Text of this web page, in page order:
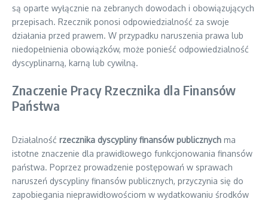
są oparte wyłącznie na zebranych dowodach i obowiązujących
przepisach. Rzecznik ponosi odpowiedzialność za swoje
działania przed prawem. W przypadku naruszenia prawa lub
niedopełnienia obowiązków, może ponieść odpowiedzialność
dyscyplinarną, karną lub cywilną.
Znaczenie Pracy Rzecznika dla Finansów
Państwa
Działalność rzecznika dyscypliny finansów publicznych ma
istotne znaczenie dla prawidłowego funkcjonowania finansów
państwa. Poprzez prowadzenie postępowań w sprawach
naruszeń dyscypliny finansów publicznych, przyczynia się do
zapobiegania nieprawidłowościom w wydatkowaniu środków